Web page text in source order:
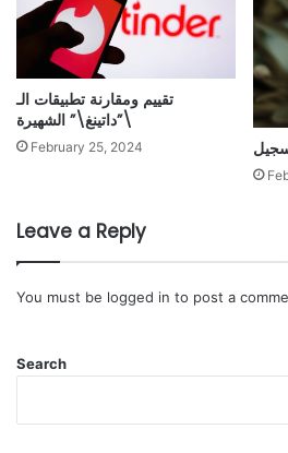
تقييم ومقارنة تطبيقات الـ
\”داتينغ\” الشهيرة
February 25, 2024
Leave a Reply
You must be logged in to post a
Search